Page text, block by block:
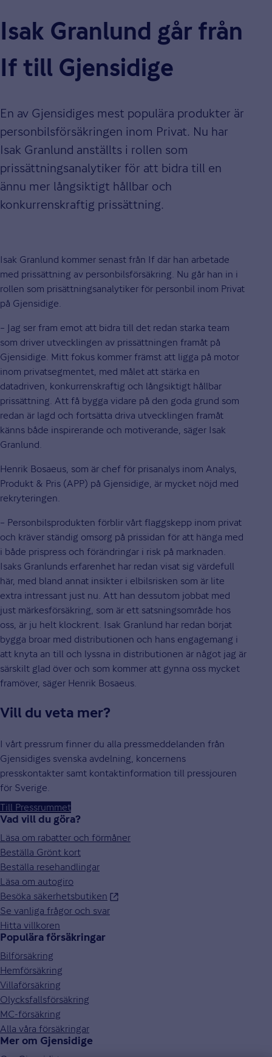
Isak Granlund går från
If till Gjensidige
En av Gjensidiges mest populära produkter är
personbilsförsäkringen inom Privat. Nu har
Isak Granlund anställts i rollen som
prissättningsanalytiker för att bidra till en
ännu mer långsiktigt hållbar och
konkurrenskraftig prissättning.
Isak Granlund kommer senast från If där han arbetade
med prissättning av personbilsförsäkring. Nu går han in i
rollen som prisättningsanalytiker för personbil inom Privat
på Gjensidige.
– Jag ser fram emot att bidra till det redan starka team
som driver utvecklingen av prissättningen framåt på
Gjensidige. Mitt fokus kommer främst att ligga på motor
inom privatsegmentet, med målet att stärka en
datadriven, konkurrenskraftig och långsiktigt hållbar
prissättning. Att få bygga vidare på den goda grund som
redan är lagd och fortsätta driva utvecklingen framåt
känns både inspirerande och motiverande, säger Isak
Granlund.
Henrik Bosaeus, som är chef för prisanalys inom Analys,
Produkt & Pris (APP) på Gjensidige, är mycket nöjd med
rekryteringen.
– Personbilsprodukten förblir vårt flaggskepp inom privat
och kräver ständig omsorg på prissidan för att hänga med
i både prispress och förändringar i risk på marknaden.
Isaks Granlunds erfarenhet har redan visat sig värdefull
här, med bland annat insikter i elbilsrisken som är lite
extra intressant just nu. Att han dessutom jobbat med
just märkesförsäkring, som är ett satsningsområde hos
oss, är ju helt klockrent. Isak Granlund har redan börjat
bygga broar med distributionen och hans engagemang i
att knyta an till och lyssna in distributionen är något jag är
särskilt glad över och som kommer att gynna oss mycket
framöver, säger Henrik Bosaeus.
Vill du veta mer?
I vårt pressrum finner du alla pressmeddelanden från
Gjensidiges svenska avdelning, koncernens
presskontakter samt kontaktinformation till pressjouren
för Sverige.
Till Pressrummet
Vad vill du göra?
Läsa om rabatter och förmåner
Beställa Grönt kort
Beställa resehandlingar
Läsa om autogiro
Besöka säkerhetsbutiken
Se vanliga frågor och svar
Hitta villkoren
Populära försäkringar
Bilförsäkring
Hemförsäkring
Villaförsäkring
Olycksfallsförsäkring
MC-försäkring
Alla våra försäkringar
Mer om Gjensidige